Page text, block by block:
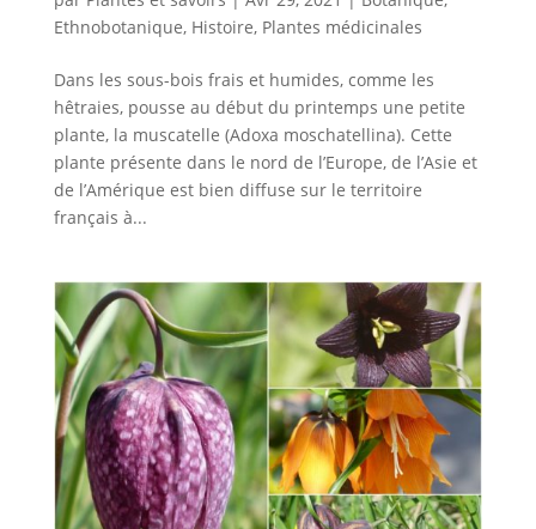
Ethnobotanique, Histoire, Plantes médicinales
Dans les sous-bois frais et humides, comme les
hêtraies, pousse au début du printemps une petite
plante, la muscatelle (Adoxa moschatellina). Cette
plante présente dans le nord de l’Europe, de l’Asie et
de l’Amérique est bien diffuse sur le territoire
français à...